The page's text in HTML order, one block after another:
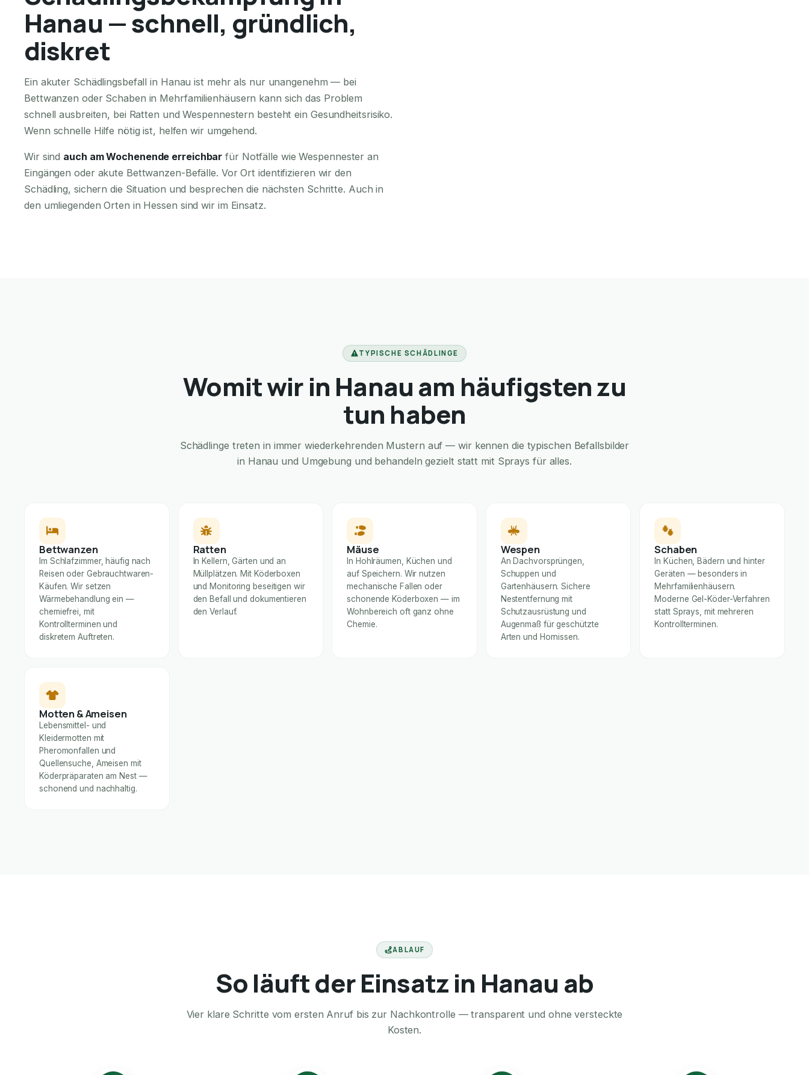
Hanau — schnell, gründlich,
diskret
Ein akuter Schädlingsbefall in Hanau ist mehr als nur unangenehm — bei
Bettwanzen oder Schaben in Mehrfamilienhäusern kann sich das Problem
schnell ausbreiten, bei Ratten und Wespennestern besteht ein Gesundheitsrisiko.
Wenn schnelle Hilfe nötig ist, helfen wir umgehend.
Wir sind auch am Wochenende erreichbar für Notfälle wie Wespennester an
Eingängen oder akute Bettwanzen-Befälle. Vor Ort identifizieren wir den
Schädling, sichern die Situation und besprechen die nächsten Schritte. Auch in
den umliegenden Orten in Hessen sind wir im Einsatz.
TYPISCHE SCHÄDLINGE
Womit wir in Hanau am häufigsten zu
tun haben
Schädlinge treten in immer wiederkehrenden Mustern auf — wir kennen die typischen Befallsbilder
in Hanau und Umgebung und behandeln gezielt statt mit Sprays für alles.
Bettwanzen
Im Schlafzimmer, häufig nach
Reisen oder Gebrauchtwaren-
Käufen. Wir setzen
Wärmebehandlung ein —
chemiefrei, mit
Kontrollterminen und
diskretem Auftreten.
Ratten
In Kellern, Gärten und an
Müllplätzen. Mit Köderboxen
und Monitoring beseitigen wir
den Befall und dokumentieren
den Verlauf.
Mäuse
In Hohlräumen, Küchen und
auf Speichern. Wir nutzen
mechanische Fallen oder
schonende Köderboxen — im
Wohnbereich oft ganz ohne
Chemie.
Wespen
An Dachvorsprüngen,
Schuppen und
Gartenhäusern. Sichere
Nestentfernung mit
Schutzausrüstung und
Augenmaß für geschützte
Arten und Hornissen.
Schaben
In Küchen, Bädern und hinter
Geräten — besonders in
Mehrfamilienhäusern.
Moderne Gel-Köder-Verfahren
statt Sprays, mit mehreren
Kontrollterminen.
Motten & Ameisen
Lebensmittel- und
Kleidermotten mit
Pheromonfallen und
Quellensuche, Ameisen mit
Köderpräparaten am Nest —
schonend und nachhaltig.
ABLAUF
So läuft der Einsatz in Hanau ab
Vier klare Schritte vom ersten Anruf bis zur Nachkontrolle — transparent und ohne versteckte
Kosten.